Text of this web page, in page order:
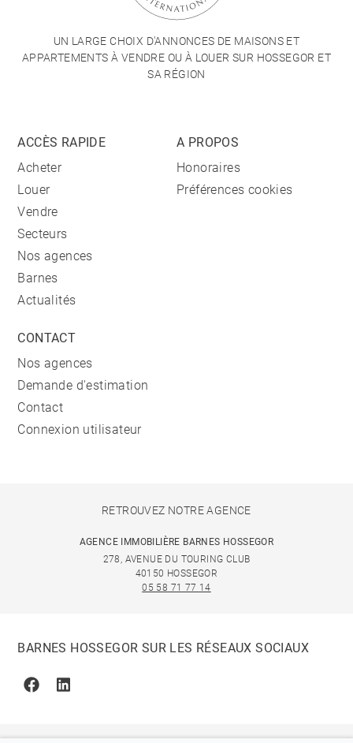
UN LARGE CHOIX D'ANNONCES DE MAISONS ET
APPARTEMENTS À VENDRE OU À LOUER SUR HOSSEGOR ET
SA RÉGION
ACCÈS RAPIDE
Acheter
Louer
Vendre
Secteurs
Nos agences
Barnes
Actualités
A PROPOS
Honoraires
Préférences cookies
CONTACT
Nos agences
Demande d'estimation
Contact
Connexion utilisateur
RETROUVEZ NOTRE AGENCE
AGENCE IMMOBILIÈRE BARNES HOSSEGOR
278, AVENUE DU TOURING CLUB
40150 HOSSEGOR
05 58 71 77 14
BARNES HOSSEGOR SUR LES RÉSEAUX SOCIAUX
FacebookLinkedin